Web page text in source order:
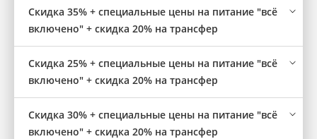
Скидка 35% + специальные цены на питание "всё
включено" + скидка 20% на трансфер
Скидка 25% + специальные цены на питание "всё
включено" + скидка 20% на трансфер
Скидка 30% + специальные цены на питание "всё
включено" + скидка 20% на трансфер